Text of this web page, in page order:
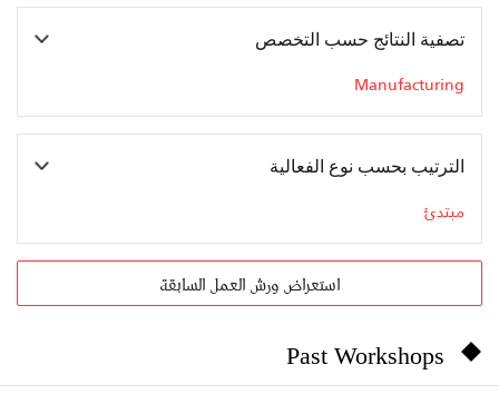
تصفية النتائج حسب التخصص
Manufacturing
الترتيب بحسب نوع الفعالية
مبتدئ
استعراض ورش العمل السابقة
Past Workshops